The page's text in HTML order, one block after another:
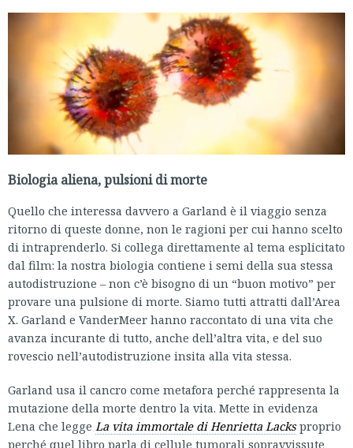
Biologia aliena, pulsioni di morte
Quello che interessa davvero a Garland è il viaggio senza
ritorno di queste donne, non le ragioni per cui hanno scelto
di intraprenderlo. Si collega direttamente al tema esplicitato
dal film: la nostra biologia contiene i semi della sua stessa
autodistruzione – non c’è bisogno di un “buon motivo” per
provare una pulsione di morte. Siamo tutti attratti dall’Area
X. Garland e VanderMeer hanno raccontato di una vita che
avanza incurante di tutto, anche dell’altra vita, e del suo
rovescio nell’autodistruzione insita alla vita stessa.
Garland usa il cancro come metafora perché rappresenta la
mutazione della morte dentro la vita. Mette in evidenza
Lena che legge La vita immortale di Henrietta Lacksproprio
perché quel libro parla di cellule tumorali sopravvissute